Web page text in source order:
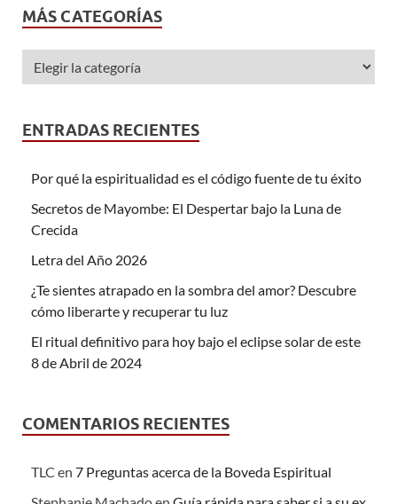
MÁS CATEGORÍAS
ENTRADAS RECIENTES
Por qué la espiritualidad es el código fuente de tu éxito
Secretos de Mayombe: El Despertar bajo la Luna de
Crecida
Letra del Año 2026
¿Te sientes atrapado en la sombra del amor? Descubre
cómo liberarte y recuperar tu luz
El ritual definitivo para hoy bajo el eclipse solar de este
8 de Abril de 2024
COMENTARIOS RECIENTES
TLC en 7 Preguntas acerca de la Boveda Espiritual